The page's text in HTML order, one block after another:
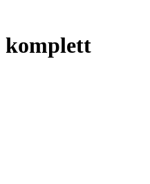
komplett